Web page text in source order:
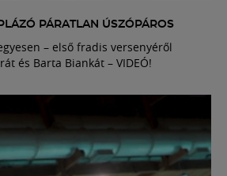
PÁRATLAN ÚSZÓPÁROS
– első fradis versenyéről
és Barta Biankát – VIDEÓ!